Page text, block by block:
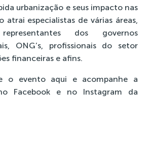
urbanização e seus impacto nas
atrai especialistas de várias áreas,
representantes dos governos
ONG’s, profissionais do setor
financeiras e afins.
o evento aqui e acompanhe a
Facebook e no Instagram da